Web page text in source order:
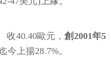
收40.40歐元，創2001年5
今上揚28.7%。